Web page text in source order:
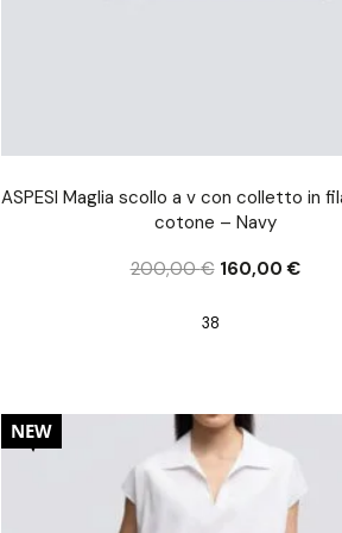
ASPESI Maglia scollo a v con colletto in
cotone – Navy
200,00€ 160,00€
38
20%
NEW